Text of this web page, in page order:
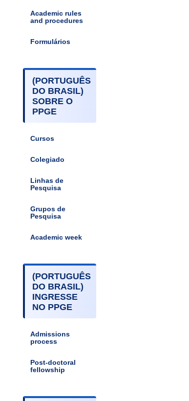
Academic rules
and procedures
Formulários
(PORTUGUÊS
DO BRASIL)
SOBRE O
PPGE
Cursos
Colegiado
Linhas de
Pesquisa
Grupos de
Pesquisa
Academic week
(PORTUGUÊS
DO BRASIL)
INGRESSE
NO PPGE
Admissions
process
Post-doctoral
fellowship